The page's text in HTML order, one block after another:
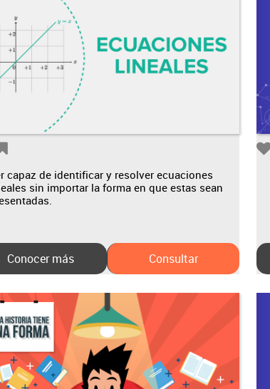
capaz de identificar y resolver ecuaciones
sin importar la forma en que estas sean
Conocer más Consultar